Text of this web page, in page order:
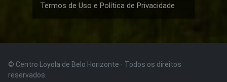
Termos de Uso e Política de Privacidade
© Centro Loyola de Belo Horizonte · Todos os direitos
reservados.